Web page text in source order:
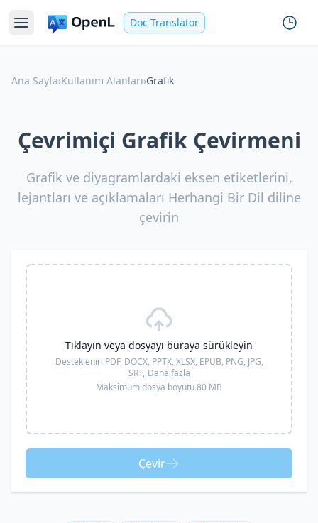
Doc Translator
Ana Sayfa›Kullanım Alanları›Grafik
Çevrimiçi Grafik Çevirmeni
Grafik ve diyagramlardaki eksen etiketlerini,
lejantları ve açıklamaları Herhangi Bir Dil diline
çevirin
Tıklayın veya dosyayı buraya sürükleyin
Desteklenir: PDF, DOCX, PPTX, XLSX, EPUB, PNG, JPG,
SRT, Daha fazla
Maksimum dosya boyutu 80 MB
Çevir